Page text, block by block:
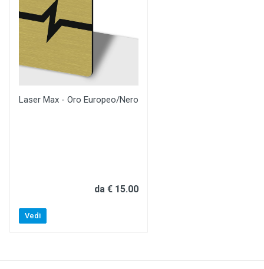
Laser Max - Oro Europeo/Nero
da € 15.00
Vedi